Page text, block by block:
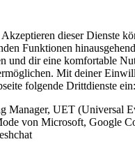
dieser Dienste
Funktionen
und dir eine komfortable
Mit deiner
folgende Drittdienste ein:
Manager, UET (Universal
von Microsoft, Google